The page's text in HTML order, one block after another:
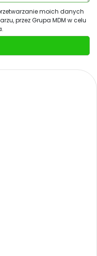
moich danych
przez Grupa MDM w celu